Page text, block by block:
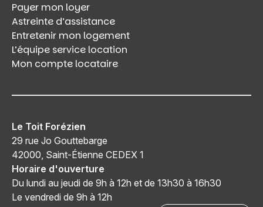
Payer mon loyer
Astreinte d’assistance
Entretenir mon logement
L’équipe service location
Mon compte locataire
Le Toit Forézien
29 rue Jo Gouttebarge
42000, Saint-Étienne CEDEX 1
Horaire d'ouverture
Du lundi au jeudi de 9h à 12h et de 13h30 à 16h30
Le vendredi de 9h à 12h